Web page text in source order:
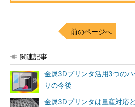
前のページへ
関連記事
金属3Dプリンタ活用3つのハ
りの今後
金属3Dプリンタは量産対応